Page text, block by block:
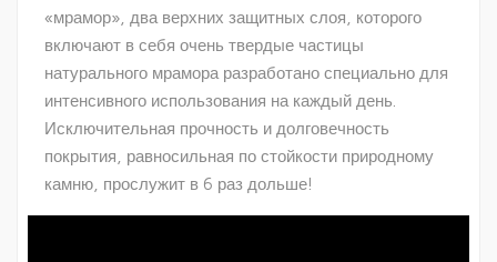
«мрамор», два верхних защитных слоя, которого
включают в себя очень твердые частицы
натурального мрамора разработано специально для
интенсивного использования на каждый день.
Исключительная прочность и долговечность
покрытия, равносильная по стойкости природному
камню, прослужит в 6 раз дольше!